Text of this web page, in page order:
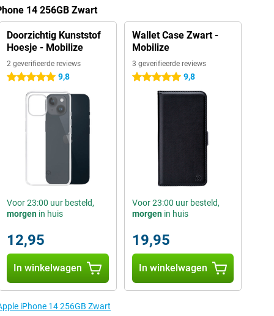
14 256GB Zwart
Doorzichtig Kunststof
Hoesje - Mobilize
2 geverifieerde reviews
5 sterren 9,8
Voor 23:00 uur besteld,
morgenin huis
12,95
In winkelwagen
Wallet Case Zwart -
Mobilize
3 geverifieerde reviews
5 sterren 9,8
Voor 23:00 uur besteld,
morgenin huis
19,95
In winkelwagen
iPhone 14 256GB Zwart